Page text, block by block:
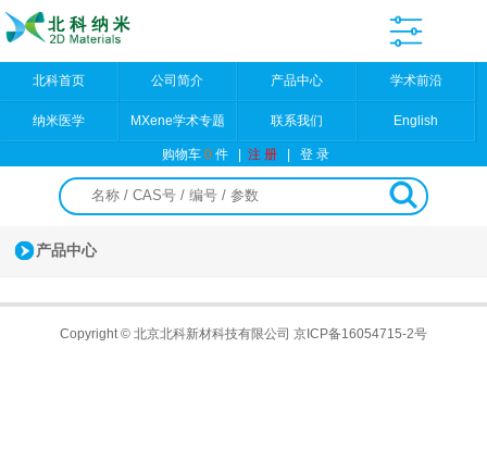
北科首页 公司简介 产品中心 学术前沿
纳米医学 MXene学术专题 联系我们 English
购物车0件 |注 册 |登 录
产品中心
Copyright © 北京北科新材科技有限公司 京ICP备16054715-2号